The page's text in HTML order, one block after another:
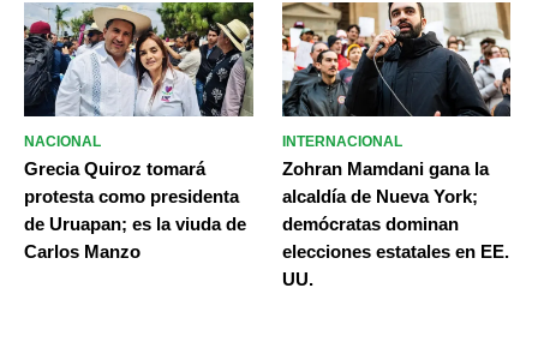
NACIONAL
Grecia Quiroz tomará
protesta como presidenta
de Uruapan; es la viuda de
Carlos Manzo
INTERNACIONAL
Zohran Mamdani gana la
alcaldía de Nueva York;
demócratas dominan
elecciones estatales en EE.
UU.